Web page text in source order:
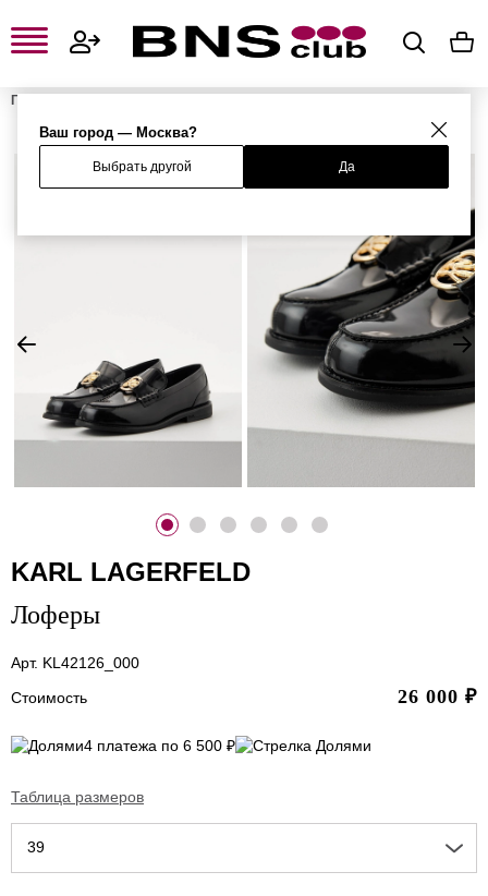
Ваш город — Москва?
Выбрать другой Да
Главная
KARL LAGERFELD
Лоферы
Арт. KL42126_000
Стоимость
26 000 ₽
4 платежа по 6 500 ₽
Таблица размеров
39